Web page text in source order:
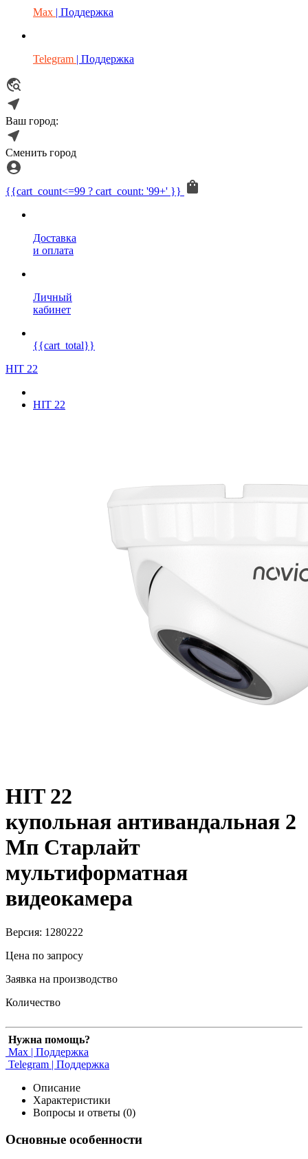
Max | Поддержка
Telegram | Поддержка
Ваш город:
Сменить город
{{cart_count<=99 ? cart_count: '99+' }}
Доставка
и оплата
Личный
кабинет
{{cart_total}}
HIT 22
HIT 22
HIT 22
купольная антивандальная 2
Мп Старлайт
мультиформатная
видеокамера
Версия: 1280222
Цена по запросу
Заявка на производство
Количество
Нужна помощь?
Max | Поддержка
Telegram | Поддержка
Описание
Характеристики
Вопросы и ответы (0)
Основные особенности